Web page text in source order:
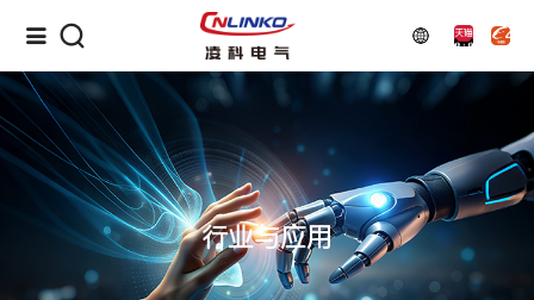
行业与应用